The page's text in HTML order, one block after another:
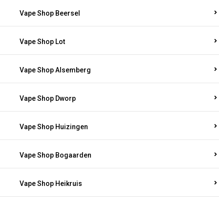
Vape Shop Beersel
Vape Shop Lot
Vape Shop Alsemberg
Vape Shop Dworp
Vape Shop Huizingen
Vape Shop Bogaarden
Vape Shop Heikruis